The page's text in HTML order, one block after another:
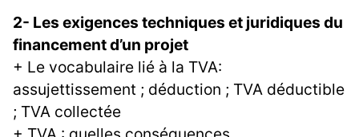
2- Les exigences techniques et juridiques du
financement d’un projet
+ Le vocabulaire lié à la TVA:
assujettissement ; déduction ; TVA déductible
; TVA collectée